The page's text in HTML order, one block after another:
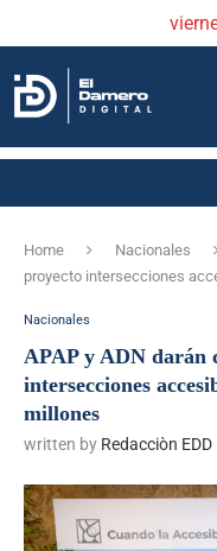
Home Nacionales
proyecto intersecciones
Nacionales
APAP y ADN darán
intersecciones
millones
written by Redacciòn EDD